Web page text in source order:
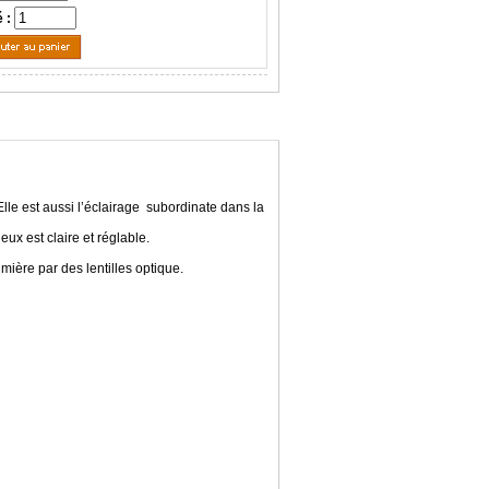
:
est aussi l’éclairage subordinate dans la
est claire et réglable.
par des lentilles optique.